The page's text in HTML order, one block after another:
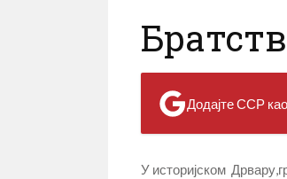
Додајте ССР
У историјском